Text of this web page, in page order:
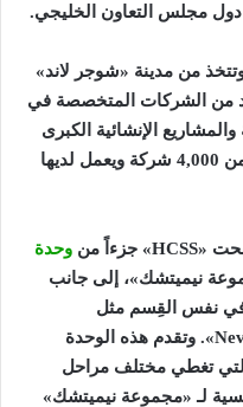
دول مجلس التعاون الخليجي.
1986، وتتخذ من مدينة «شوجر لاند»
من الشركات المتخصصة في
الإنشائية الكبرى
في أمريكا الشمالية، حيث تخدم أكثر من 4,000 شركة ويعمل لديها
HCSS
» جزءاً من وحدة
نيميتشك»، إلى جانب
في نفس القِسم مثل
». وتقدم هذه الوحدة
تغطي مختلف مراحل
لـ «مجموعة نيميتشك»